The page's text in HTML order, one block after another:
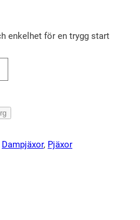
enkelhet för en trygg start
Dampjäxor, Pjäxor